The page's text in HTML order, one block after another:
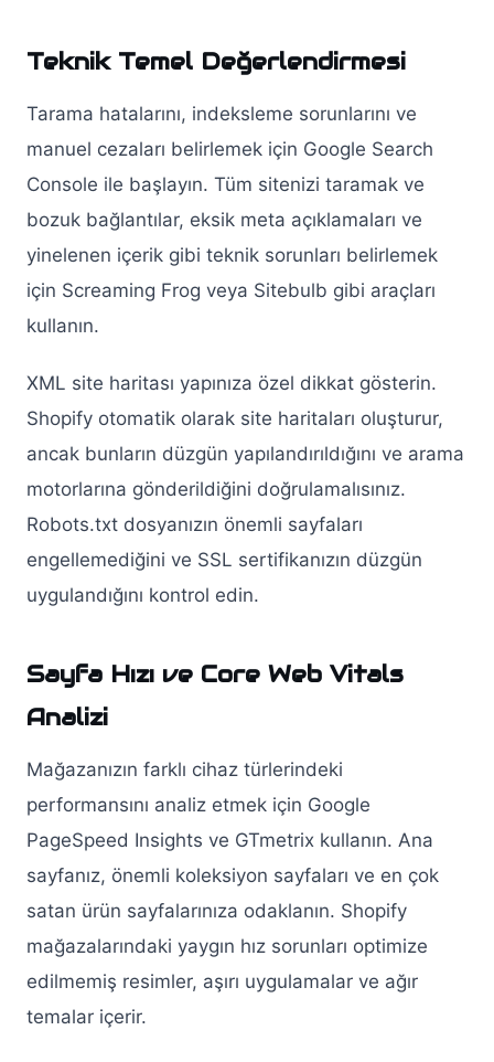
Teknik Temel Değerlendirmesi
Tarama hatalarını, indeksleme sorunlarını ve
manuel cezaları belirlemek için Google Search
Console ile başlayın. Tüm sitenizi taramak ve
bozuk bağlantılar, eksik meta açıklamaları ve
yinelenen içerik gibi teknik sorunları belirlemek
için Screaming Frog veya Sitebulb gibi araçları
kullanın.
XML site haritası yapınıza özel dikkat gösterin.
Shopify otomatik olarak site haritaları oluşturur,
ancak bunların düzgün yapılandırıldığını ve arama
motorlarına gönderildiğini doğrulamalısınız.
Robots.txt dosyanızın önemli sayfaları
engellemediğini ve SSL sertifikanızın düzgün
uygulandığını kontrol edin.
Sayfa Hızı ve Core Web Vitals
Analizi
Mağazanızın farklı cihaz türlerindeki
performansını analiz etmek için Google
PageSpeed Insights ve GTmetrix kullanın. Ana
sayfanız, önemli koleksiyon sayfaları ve en çok
satan ürün sayfalarınıza odaklanın. Shopify
mağazalarındaki yaygın hız sorunları optimize
edilmemiş resimler, aşırı uygulamalar ve ağır
temalar içerir.